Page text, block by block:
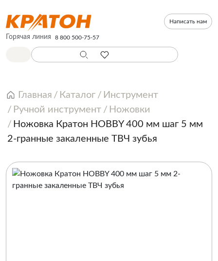
Написать нам
Горячая линия 8 800 500-75-57
Главная Каталог
Инструмент
Ручной инструмент
Ножовки
Ножовка Кратон HOBBY 400 мм шаг 5 мм
2-гранные закаленные ТВЧ зубья